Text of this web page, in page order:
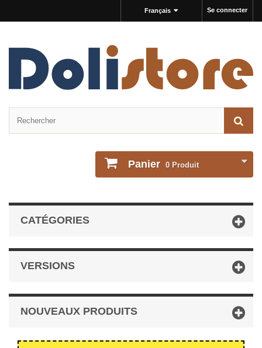
Se connecter
Français
Panier 0 Produit
CATÉGORIES
VERSIONS
NOUVEAUX PRODUITS